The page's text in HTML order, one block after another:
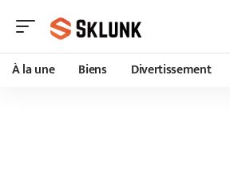
À la une Biens Divertissement